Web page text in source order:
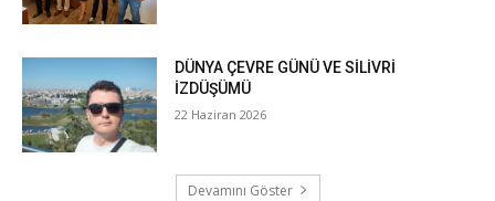
DÜNYA ÇEVRE GÜNÜ VE SİLİVRİ
İZDÜŞÜMÜ
22 Haziran 2026
Devamını Göster